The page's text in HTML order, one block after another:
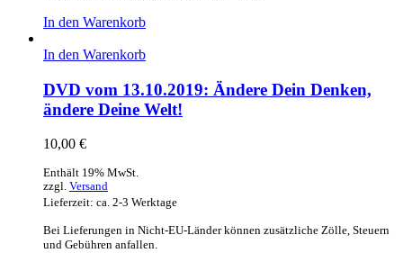
In den Warenkorb
In den Warenkorb
DVD vom 13.10.2019: Ändere Dein Denken,
ändere Deine Welt!
10,00 €
Enthält 19% MwSt.
zzgl. Versand
Lieferzeit: ca. 2-3 Werktage
Bei Lieferungen in Nicht-EU-Länder können zusätzliche Zölle, Steuern
und Gebühren anfallen.